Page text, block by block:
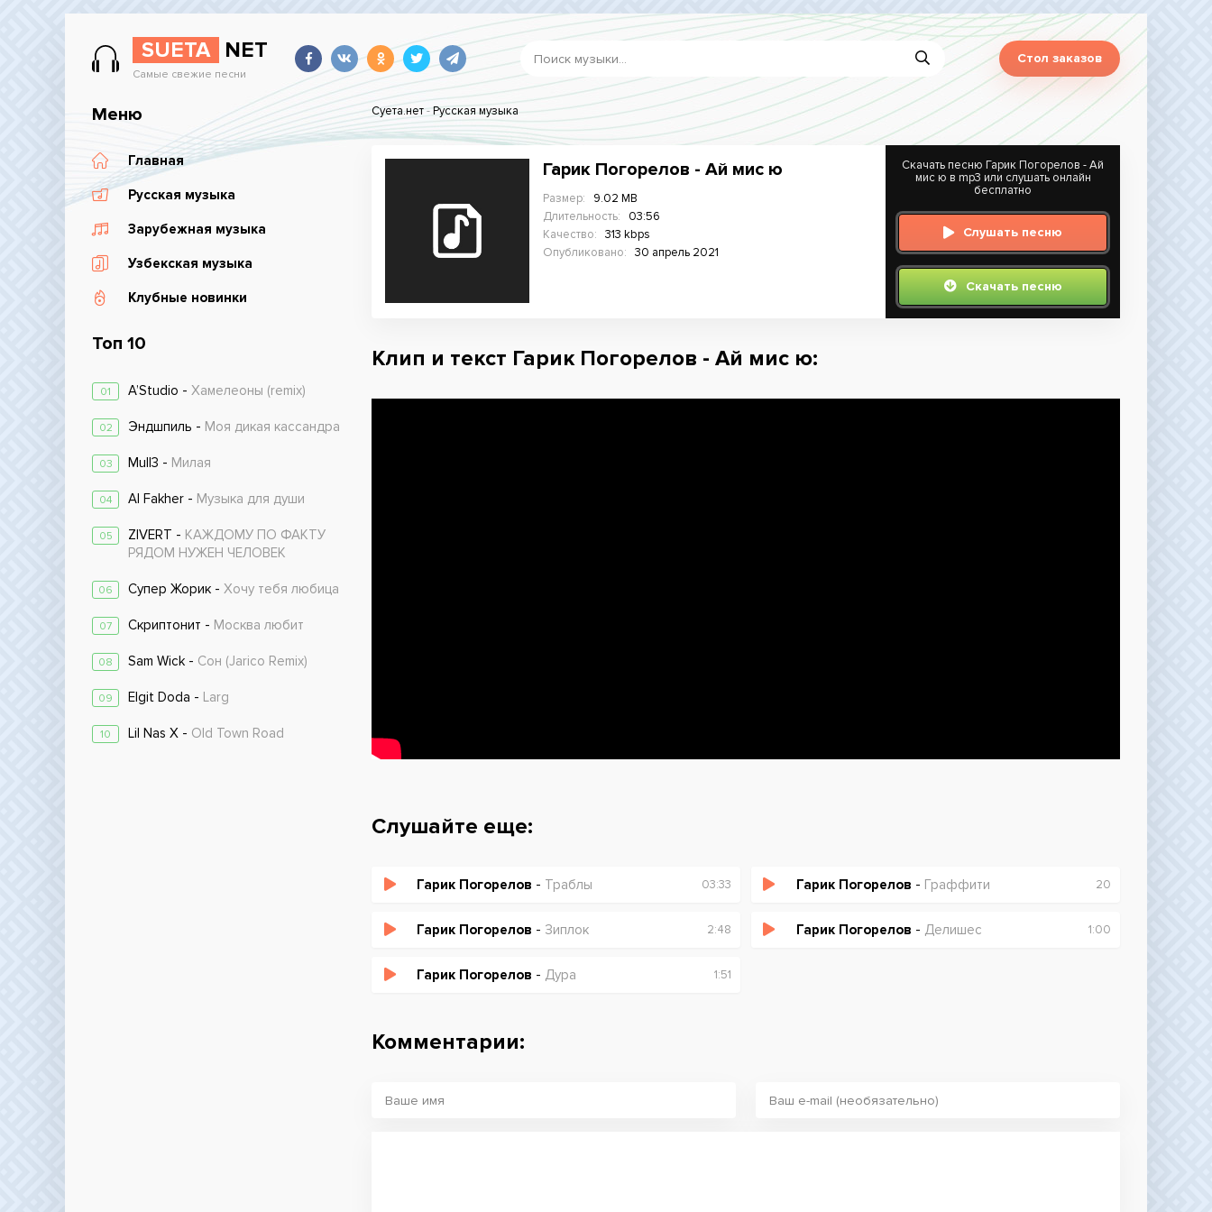
SUETA NET
Самые свежие песни
Стол заказов
Меню
Главная
Русская музыка
Зарубежная музыка
Узбекская музыка
Клубные новинки
Топ 10
01 A’Studio - Хамелеоны (remix)
02 Эндшпиль - Моя дикая кассандра
03 Mull3 - Милая
04 Al Fakher - Музыка для души
05 ZIVERT - КАЖДОМУ ПО ФАКТУ
РЯДОМ НУЖЕН ЧЕЛОВЕК
06 Супер Жорик - Хочу тебя любица
07 Скриптонит - Москва любит
08 Sam Wick - Сон (Jarico Remix)
09 Elgit Doda - Larg
10 Lil Nas X - Old Town Road
Суета.нет-Русская музыка
Гарик Погорелов - Ай мис ю
Размер:
9.02 MB
Длительность:
03:56
Качество:
313 kbps
Опубликовано:
30 апрель 2021
Скачать песню Гарик Погорелов - Ай
мис ю в mp3 или слушать онлайн
бесплатно
Слушать песню
Скачать песню
Клип и текст Гарик Погорелов - Ай мис ю:
Слушайте еще:
Гарик Погорелов - Траблы 03:33 Гарик Погорелов - Граффити 20
Гарик Погорелов - Зиплок 2:48 Гарик Погорелов - Делишес 1:00
Гарик Погорелов - Дура 1:51
Комментарии: